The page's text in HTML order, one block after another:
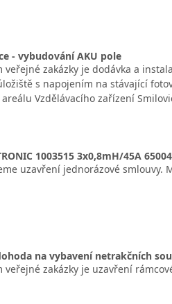
- vybudování AKU pole
veřejné zakázky je dodávka a
s napojením na stávající
areálu Vzdělávacího zařízení
1003515 3x0,8mH/45A
uzavření jednorázové smlouvy.
na vybavení netrakčních
veřejné zakázky je uzavření